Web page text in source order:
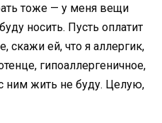
тоже — у меня вещи
носить. Пусть оплатит
скажи ей, что я аллергик,
гипоаллергеничное,
ним жить не буду. Целую,